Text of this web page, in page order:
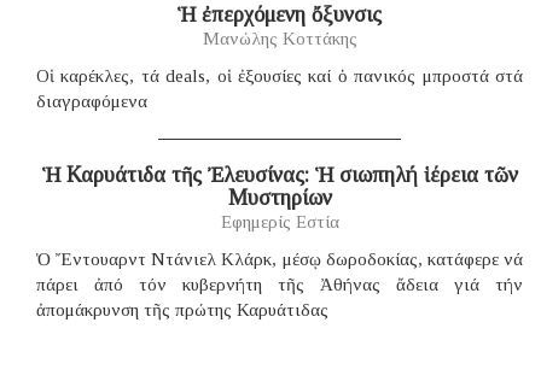
Ἡ ἐπερχόμενη ὄξυνσις
Μανώλης Κοττάκης
Οἱ καρέκλες, τά deals, οἱ ἐξουσίες καί ὁ πανικός μπροστά στά
διαγραφόμενα
Ἡ Καρυάτιδα τῆς Ἐλευσίνας: Ἡ σιωπηλή ἱέρεια τῶν
Μυστηρίων
Εφημερίς Εστία
Ὁ Ἔντουαρντ Ντάνιελ Κλάρκ, μέσῳ δωροδοκίας, κατάφερε νά
πάρει ἀπό τόν κυβερνήτη τῆς Ἀθήνας ἄδεια γιά τήν
ἀπομάκρυνση τῆς πρώτης Καρυάτιδας